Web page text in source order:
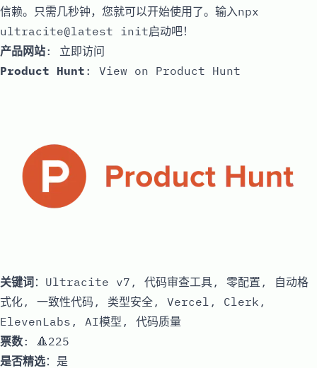
信赖。只需几秒钟，您就可以开始使用了。输入npx
ultracite@latest init启动吧！
产品网站: 立即访问
Product Hunt : View on Product Hunt
关键词：Ultracite v7, 代码审查工具, 零配置, 自动格
式化, 一致性代码, 类型安全, Vercel, Clerk,
ElevenLabs, AI模型, 代码质量
票数: 🔺225
是否精选：是